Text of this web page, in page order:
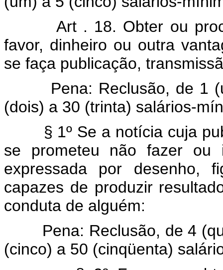
Art . 18. Obter ou
favor, dinheiro ou outra
se faça publicação,
Pena: Reclusão, de 1
(dois) a 30 (trinta) salários-
§ 1º Se a notícia cuja
se prometeu não fazer ou
expressada por desenho,
capazes de produzir
conduta de alguém:
Pena: Reclusão, de 4
(cinco) a 50 (cinqüenta)